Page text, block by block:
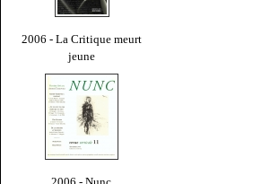
2006 - La Critique meurt
jeune